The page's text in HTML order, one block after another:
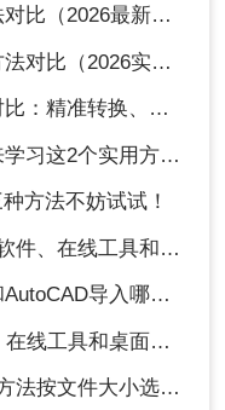
：按需选择，效率至上！
）：选对工具效率翻倍！
、可编辑、保图层！
这2个实用方法吧！
方法不妨试试！
和专用转换器各适合谁！
导入哪个更合适！
软件，哪个更适合你！
选，大的别用在线工具！